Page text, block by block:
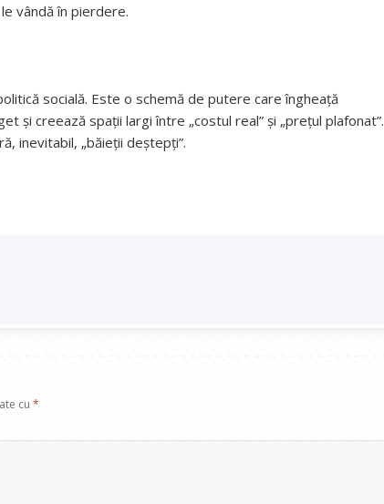
vândă în pierdere.
socială. Este o schemă de putere care îngheață
și creează spații largi între „costul real” și „prețul plafonat”.
inevitabil, „băieții deștepți”.
cu*